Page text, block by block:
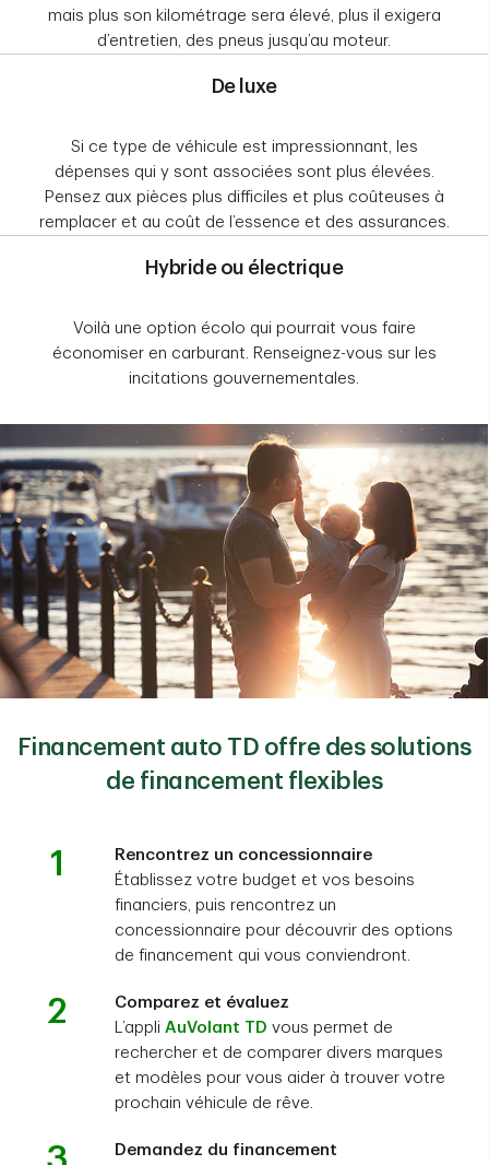
mais plus son kilométrage sera élevé, plus il exigera
d’entretien, des pneus jusqu’au moteur.
De luxe
Si ce type de véhicule est impressionnant, les
dépenses qui y sont associées sont plus élevées.
Pensez aux pièces plus difficiles et plus coûteuses à
remplacer et au coût de l’essence et des assurances.
Hybride ou électrique
Voilà une option écolo qui pourrait vous faire
économiser en carburant. Renseignez-vous sur les
incitations gouvernementales.
Financement auto TD offre des solutions
de financement flexibles
1
Rencontrez un concessionnaire
Établissez votre budget et vos besoins
financiers, puis rencontrez un
concessionnaire pour découvrir des options
de financement qui vous conviendront.
2
Comparez et évaluez
L’appli AuVolant TD vous permet de
rechercher et de comparer divers marques
et modèles pour vous aider à trouver votre
prochain véhicule de rêve.
Demandez du financement